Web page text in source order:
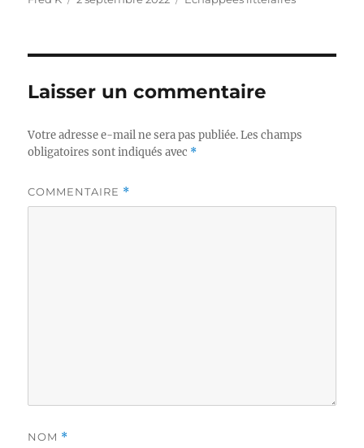
Laisser un commentaire
Votre adresse e-mail ne sera pas publiée. Les champs
obligatoires sont indiqués avec *
COMMENTAIRE *
NOM *